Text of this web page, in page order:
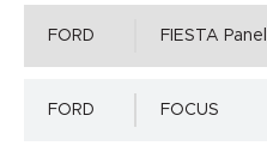
Ra=0,2÷0,8µm,
FORD FIESTA
FORD FOCUS